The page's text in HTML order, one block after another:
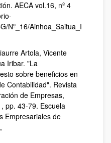
AECA vol.16, nº 4
Nº_16/Ainhoa_Saitua_I
Artola, Vicente
Iribar. "La
sobre beneficios en
Contabilidad". Revista
de Empresas,
pp. 43-79. Escuela
Empresariales de